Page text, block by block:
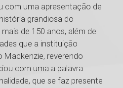
com uma apresentação de
grandiosa do
de 150 anos, além de
que a instituição
Mackenzie, reverendo
com uma a palavra
que se faz presente